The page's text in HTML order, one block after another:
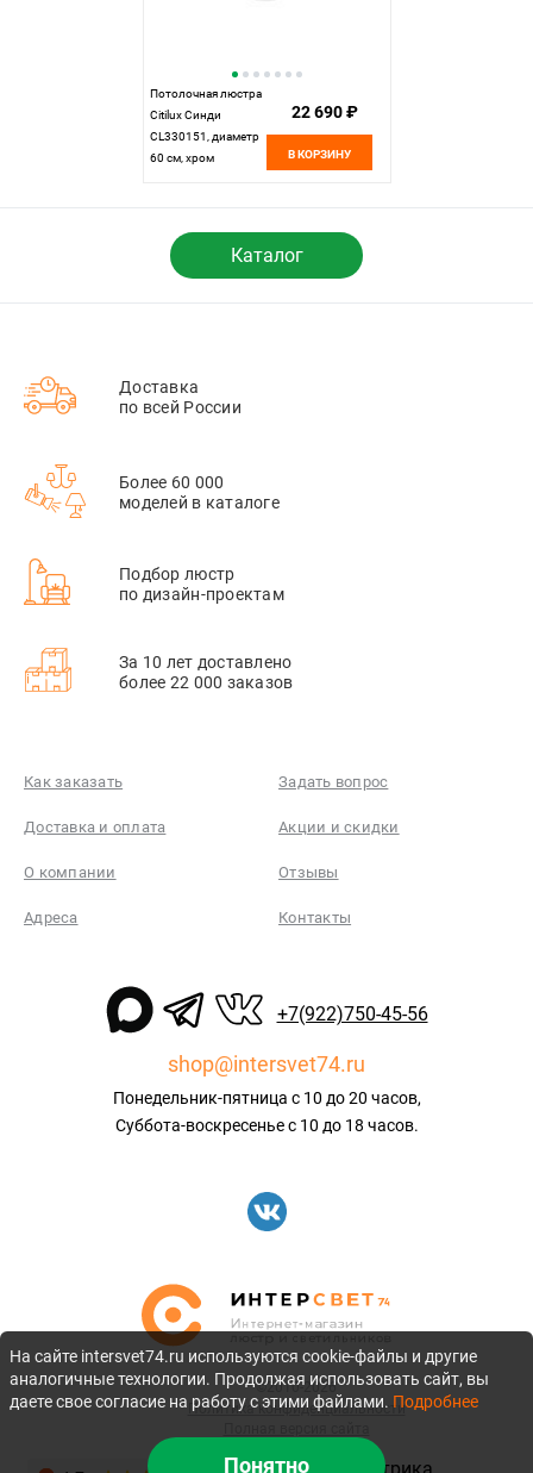
Потолочная люстра
Citilux Синди
CL330151, диаметр
60 см, хром
22 690 ₽
В КОРЗИНУ
Каталог
Доставка
по всей России
Более 60 000
моделей в каталоге
Подбор люстр
по дизайн-проектам
За 10 лет доставлено
более 22 000 заказов
Как заказать Задать вопрос
Доставка и оплата Акции и скидки
О компании Отзывы
Адреса Контакты
+7(922)750-45-56
shop@intersvet74.ru
Понедельник-пятница с 10 до 20 часов,
Суббота-воскресенье с 10 до 18 часов.
©2010-2026
Политика конфиденциальности
На сайте intersvet74.ru используются cookie-файлы и другие
аналогичные технологии. Продолжая использовать сайт, вы
даете свое согласие на работу с этими файлами. Подробнее
Понятно